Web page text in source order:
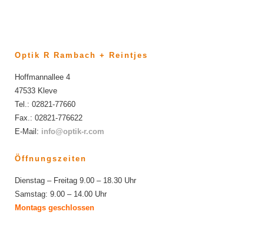
Optik R Rambach + Reintjes
Hoffmannallee 4
47533 Kleve
Tel.: 02821-77660
Fax.: 02821-776622
E-Mail: info@optik-r.com
Öffnungszeiten
Dienstag – Freitag 9.00 – 18.30 Uhr
Samstag: 9.00 – 14.00 Uhr
Montags geschlossen